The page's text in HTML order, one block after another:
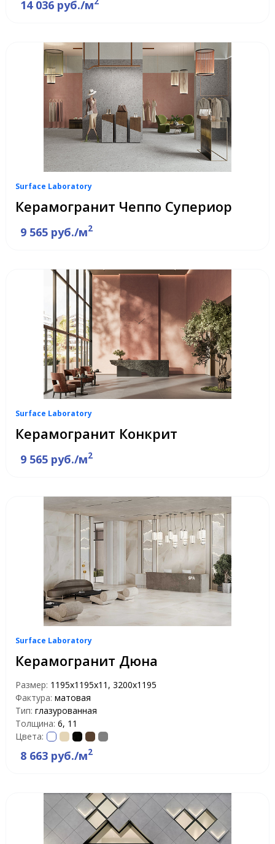
14 036 руб./м
Surface Laboratory
Керамогранит Чеппо Супериор
9 565 руб./м2
Surface Laboratory
Керамогранит Конкрит
9 565 руб./м2
Surface Laboratory
Керамогранит Дюна
Размер: 1195х1195х11, 3200x1195
Фактура: матовая
Тип: глазурованная
Толщина: 6, 11
Цвета:
8 663 руб./м2